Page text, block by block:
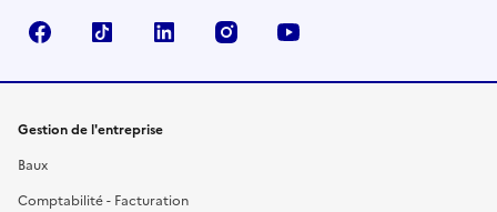
FacebookTikTok Linkedin Instagram
Gestion de l'entreprise
Baux
Comptabilité - Facturation